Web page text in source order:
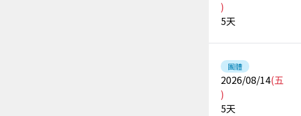
)
5天
團體
2026/08/14(五
)
5天